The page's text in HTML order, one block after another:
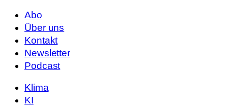
Abo
Über uns
Kontakt
Newsletter
Podcast
Klima
KI